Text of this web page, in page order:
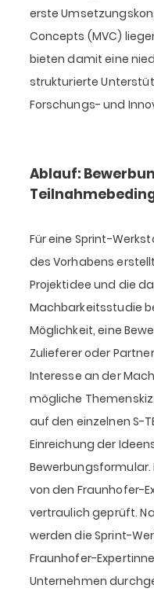
erste
Concepts (MVC)
bieten damit eine
strukturierte
Forschungs- und
Ablauf:
Für eine Sprint-
des Vorhabens
Projektidee und die
Machbarkeitsstudie
Möglichkeit, eine
Zulieferer oder
Interesse an der
mögliche
auf den einzelnen S-
Einreichung der
Bewerbungsformular.
von den Fraunhofer-
vertraulich geprüft.
werden die Sprint-
Fraunhofer-
Unternehmen